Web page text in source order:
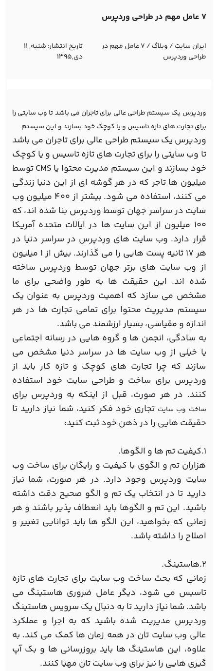
7 عامل مهم در طراحی وردپرس
ایران سایت / وبلاگ /
7 عامل مهم در
طراحی وردپرس
تاریخ انتشار:
شنبه, 11
دی,1395
وردپرس یک سیستم طراحی عالی برای تاجران می باشد تا وب سایتی را
برای تجارت های تازه تاسیس و یا کوچک خود بسازند و این سیستم
وردپرس یک سیستم طراحی عالی برای تاجران می باشد
تا وب سایتی را برای تجارت های تازه تاسیس و یا کوچک
خود بسازند و این سیستم مدیرت محتوا یا CMS توسط
میلیون ها تاجر که در هر گوشه ای از این دنیا زندگی
می کنند، استفاده می شود. بیشتر از 400 میلیون وب
سایت در سراسر جهان توسط وردپرس بنا شده اند، که
100 میلیون از این سایت ها در ایالات متحده آمریکا
قرار دارد. وب سایت های وردپرس در سراسر دنیا در
هر 17 ثانیه پست هایی را می گذارند. بیش از 1 میلیون
از وب سایت های برتر جهان توسط وردپرس ساخته
شده اند. این حقیقت ها به طور واضحی برای ما
مشخص می سازد که اهمیت وردپرس به عنوان یک
سیستم مدیریت محتوا برای تمامی تجارت ها در هر
اندازه و مقیاسی، بسیار ارزشمند می باشد.
به سادگی، انجمن ها و گروه هایی در رسانه اجتماعی
یا خیلی از وب سایت ها در سراسر دنیا مشخص می
سازند که چرا تجارت های کوچک و تازه کار باید از
وردپرس برای ساخت و طراحی سایت خود استفاده
کنند. در هر صورت، قبل از اینکه به وردپرس برای
ساخت وب سایت تجاری خود فکر کنید، شما نیاز دارید تا
حقیقت هایی را در ذهن خود ثبت کنید:
1.کیفیت تم ها و الگوها.
هزاران تم و الگوی با کیفیت و رایگان برای ساخت وب
سایت وردپرس وجود دارد. در هر صورت، شما نیاز
دارید تا در انتخاب یک تم و الگو صحیح دقت داشته
باشید. این تم و الگوها باید انعطاف پذیر باشند و هر
زمانی که بخواهید، این الگو ها باید توانایی تغییر و
اصلاح را داشته باشد.
2.هاستینگ.
زمانی که بحث ساخت وب سایت برای تجارت های تازه
تاسیس می شود، دیگر عامل ضروری هاستینگ می
باشد. شما نیاز دارید تا به دنبال یک سرویس هاستینگ
وردپرس مدیریت شده باشید که به اجرا و عملکرد
عالی وب سایت تان در همه زمان ها کمک می کند. به
علاوه، این هاستینگ ها باید بروزرسانی ها و بک آپ
گیری هایی را نیز برای وب سایت تان مهیا کنند.